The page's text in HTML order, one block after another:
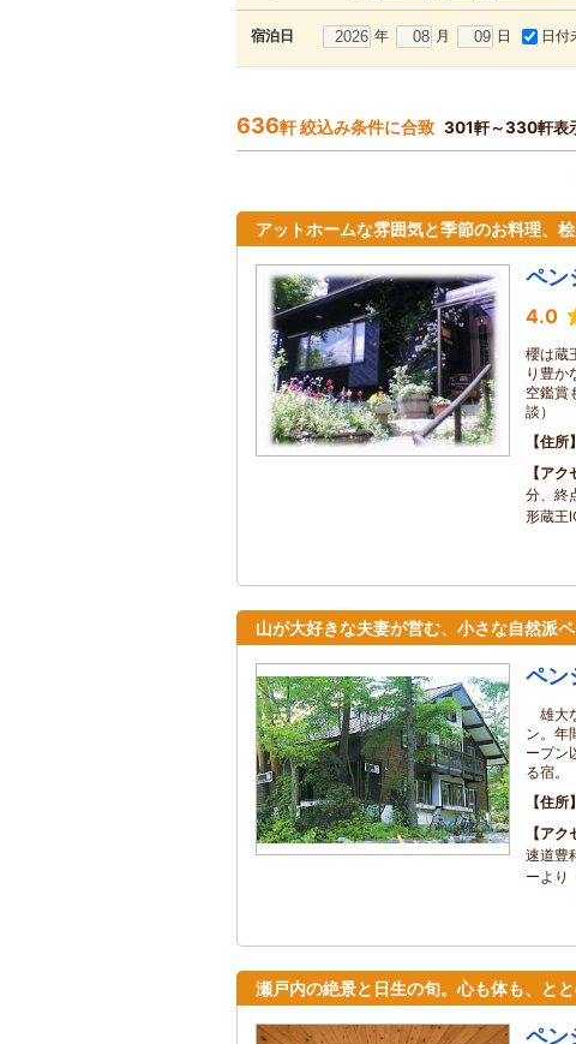
宿泊日 年 月 日 日付
636軒 絞込み条件に合致 301軒～330軒表
アットホームな雰囲気と季節のお料理、
ペン
4.0
櫻は蔵
り豊か
空鑑賞
談）
住所
アク
分、終
形蔵王
山が大好きな夫妻が営む、小さな自然派ペ
ペ
雄大
ン。年
ープン
る宿。
住所
アク
速道豊
ーより
瀬戸内の絶景と日生の旬。心も体も、とと
ペン